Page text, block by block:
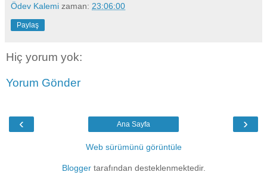
Ödev Kalemi zaman: 23:06:00
Paylaş
Hiç yorum yok:
Yorum Gönder
‹ ›
Ana Sayfa
Web sürümünü görüntüle
Bloggertarafından desteklenmektedir.